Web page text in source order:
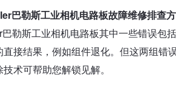
巴勒斯工业相机电路板故障维修排查方
勒斯工业相机电路板其中一些错误包
直接结果，例如组件退化。但这两组错
术可帮助您解锁见解。